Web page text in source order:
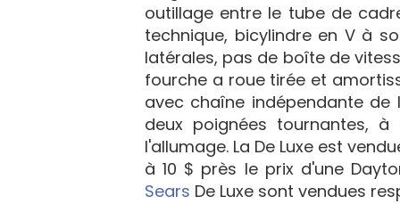
outillage entre le tube de
technique, bicylindre en V à
latérales, pas de boîte de
fourche a roue tirée et
avec chaîne indépendante
deux poignées tournantes,
l'allumage. La De Luxe est
à 10 $ près le prix d'une
Sears De Luxe sont vendues